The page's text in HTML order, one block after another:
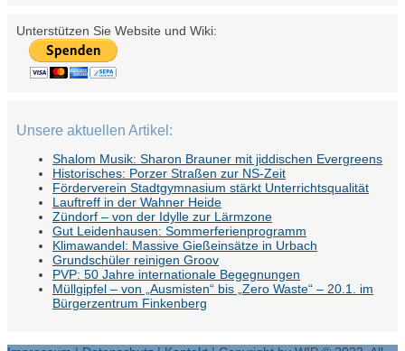
Unterstützen Sie Website und Wiki:
Unsere aktuellen Artikel:
Shalom Musik: Sharon Brauner mit jiddischen Evergreens
Historisches: Porzer Straßen zur NS-Zeit
Förderverein Stadtgymnasium stärkt Unterrichtsqualität
Lauftreff in der Wahner Heide
Zündorf – von der Idylle zur Lärmzone
Gut Leidenhausen: Sommerferienprogramm
Klimawandel: Massive Gießeinsätze in Urbach
Grundschüler reinigen Groov
PVP: 50 Jahre internationale Begegnungen
Müllgipfel – von „Ausmisten“ bis „Zero Waste“ – 20.1. im
Bürgerzentrum Finkenberg